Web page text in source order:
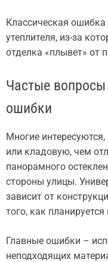
Классическая
утеплителя, из-за
отделка «плывет» от
Частые
ошибки
Многие
или кладовую, чем
панорамного
стороны улицы.
зависит от
того, как
Главные ошибки –
неподходящих